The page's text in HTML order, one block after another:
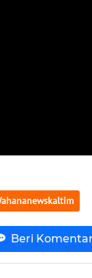
Beri Komentar